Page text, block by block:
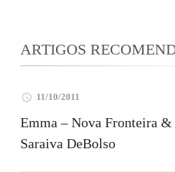
ARTIGOS
11/10/2011
Emma – Nova Fronteira &
Saraiva DeBolso